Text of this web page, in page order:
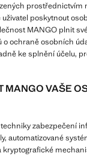
prostřednictvím
uživatel poskytnout
MANGO plnit
ochraně osobních
ke splnění účelu,
MANGO VAŠE
zabezpečení
automatizované
kryptografické